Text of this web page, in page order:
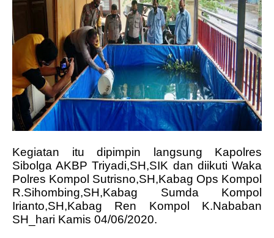
Kegiatan itu dipimpin langsung Kapolres
Sibolga AKBP Triyadi,SH,SIK dan diikuti Waka
Polres Kompol Sutrisno,SH,Kabag Ops Kompol
R.Sihombing,SH,Kabag Sumda Kompol
Irianto,SH,Kabag Ren Kompol K.Nababan
SH_hari Kamis 04/06/2020.